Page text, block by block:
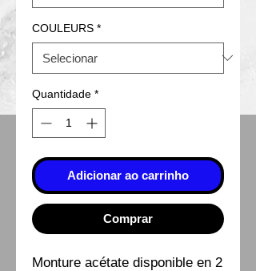
COULEURS *
Quantidade *
Adicionar ao carrinho
Comprar
Monture acétate disponible en 2